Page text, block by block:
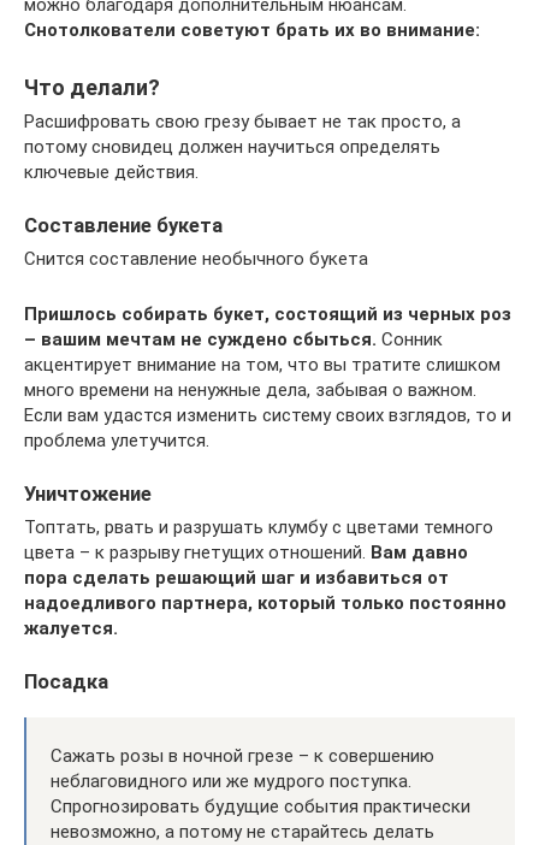
Снотолкователи советуют брать их во внимание:
Что делали?
Расшифровать свою грезу бывает не так просто, а
потому сновидец должен научиться определять
ключевые действия.
Составление букета
Снится составление необычного букета
Пришлось собирать букет, состоящий из черных роз
– вашим мечтам не суждено сбыться. Сонник
акцентирует внимание на том, что вы тратите слишком
много времени на ненужные дела, забывая о важном.
Если вам удастся изменить систему своих взглядов, то и
проблема улетучится.
Уничтожение
Топтать, рвать и разрушать клумбу с цветами темного
цвета – к разрыву гнетущих отношений. Вам давно
пора сделать решающий шаг и избавиться от
надоедливого партнера, который только постоянно
жалуется.
Посадка
Сажать розы в ночной грезе – к совершению
неблаговидного или же мудрого поступка.
Спрогнозировать будущие события практически
невозможно, а потому не старайтесь делать